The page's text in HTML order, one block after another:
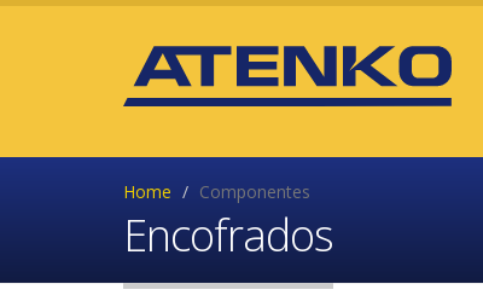
Home Componentes
Encofrados